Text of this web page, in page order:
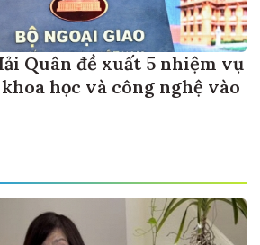
Quân đề xuất 5 nhiệm vụ
học và công nghệ vào